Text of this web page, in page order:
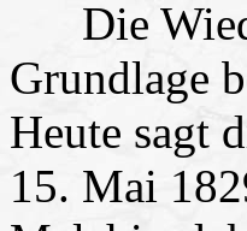
Die
Grundlage
Heute sagt
15. Mai